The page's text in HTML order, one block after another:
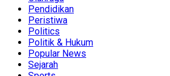
Pendidikan
Peristiwa
Politics
Politik & Hukum
Popular News
Sejarah